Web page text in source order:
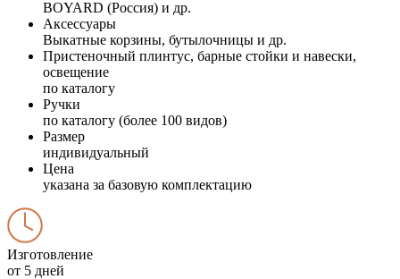
BOYARD (Россия) и др.
Аксессуары
Выкатные корзины, бутылочницы и др.
Пристеночный плинтус, барные стойки и навески,
освещение
по каталогу
Ручки
по каталогу (более 100 видов)
Размер
индивидуальный
Цена
указана за базовую комплектацию
Изготовление
от 5 дней